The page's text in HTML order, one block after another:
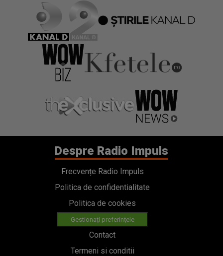
Despre Radio Impuls
Frecvențe Radio Impuls
Politica de confidentialitate
Politica de cookies
Gestionați preferințele
Contact
Termeni si conditii